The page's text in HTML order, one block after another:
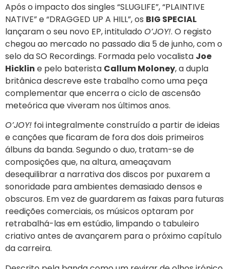
Após o impacto dos singles “SLUGLIFE”, “PLAINTIVE
NATIVE” e “DRAGGED UP A HILL”, os BIG SPECIAL
lançaram o seu novo EP, intitulado O’JOY!. O registo
chegou ao mercado no passado dia 5 de junho, com o
selo da SO Recordings. Formada pelo vocalista Joe
Hicklin e pelo baterista Callum Moloney, a dupla
britânica descreve este trabalho como uma peça
complementar que encerra o ciclo de ascensão
meteórica que viveram nos últimos anos.
O’JOY! foi integralmente construído a partir de ideias
e canções que ficaram de fora dos dois primeiros
álbuns da banda. Segundo o duo, tratam-se de
composições que, na altura, ameaçavam
desequilibrar a narrativa dos discos por puxarem a
sonoridade para ambientes demasiado densos e
obscuros. Em vez de guardarem as faixas para futuras
reedições comerciais, os músicos optaram por
retrabalhá-las em estúdio, limpando o tabuleiro
criativo antes de avançarem para o próximo capítulo
da carreira.